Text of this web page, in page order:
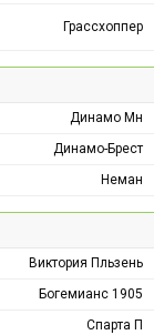
Грассхоппер
Динамо Мн
Динамо-Брест
Неман
Виктория Пльзень
Богемианс 1905
Спарта П